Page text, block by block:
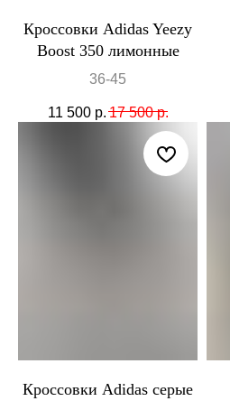
Кроссовки Adidas Yeezy
Boost 350 лимонные
36-45
11 500 р. 17 500 р.
Кроссовки Adidas серые